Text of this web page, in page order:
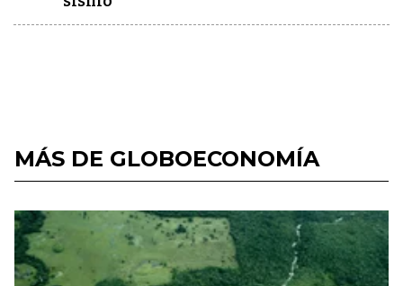
MÁS DE GLOBOECONOMÍA